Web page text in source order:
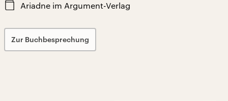
Ariadne im Argument-Verlag
Zur Buchbesprechung